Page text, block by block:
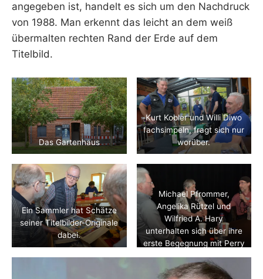
angegeben ist, handelt es sich um den Nachdruck
von 1988. Man erkennt das leicht an dem weiß
übermalten rechten Rand der Erde auf dem
Titelbild.
Das Gartenhaus
Kurt Kobler und Willi Diwo
fachsimpeln, fragt sich nur
worüber.
Ein Sammler hat Schätze
seiner Titelbilder-Originale
dabei.
Michael Pfrommer,
Angelika Rützel und
Wilfried A. Hary
unterhalten sich über ihre
erste Begegnung mit Perry
Rhodan